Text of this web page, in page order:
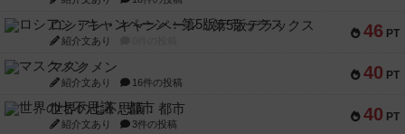
46 PT
ロシアン・キャンペーン：第5版デラックス
紹介文あり
40 PT
マスクメン
紹介文あり 16件の投稿
40 PT
世界の七不思議：都市
紹介文あり 3件の投稿